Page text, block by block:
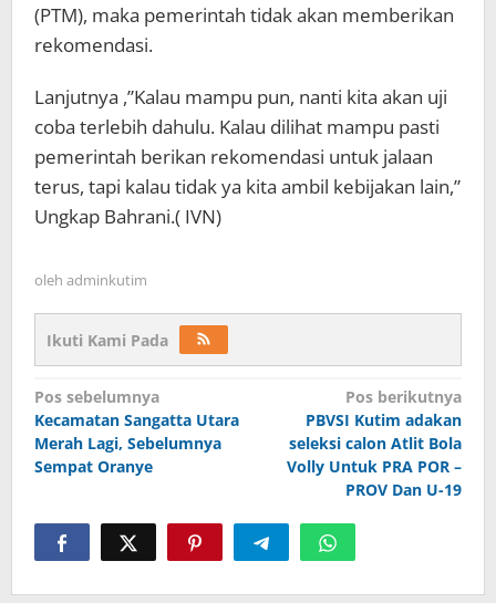
(PTM), maka pemerintah tidak akan memberikan
rekomendasi.
Lanjutnya ,”Kalau mampu pun, nanti kita akan uji
coba terlebih dahulu. Kalau dilihat mampu pasti
pemerintah berikan rekomendasi untuk jalaan
terus, tapi kalau tidak ya kita ambil kebijakan lain,”
Ungkap Bahrani.( IVN)
oleh adminkutim
Ikuti Kami Pada
Navigasi
pos
Pos sebelumnya
Kecamatan Sangatta Utara
Merah Lagi, Sebelumnya
Sempat Oranye
Pos berikutnya
PBVSI Kutim adakan
seleksi calon Atlit Bola
Volly Untuk PRA POR –
PROV Dan U-19